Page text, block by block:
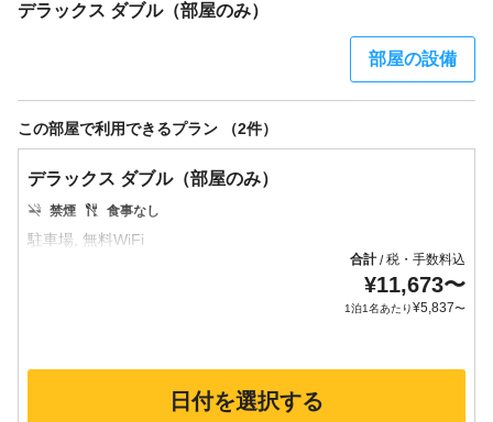
デラックス ダブル（部屋のみ）
部屋の設備
この部屋で利用できるプラン （2件）
デラックス ダブル（部屋のみ）
禁煙 食事なし
合計/税・手数料込
¥11,673〜
1泊1名あたり¥5,837〜
日付を選択する